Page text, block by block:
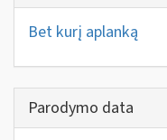
Bet kurį aplanką
Parodymo data